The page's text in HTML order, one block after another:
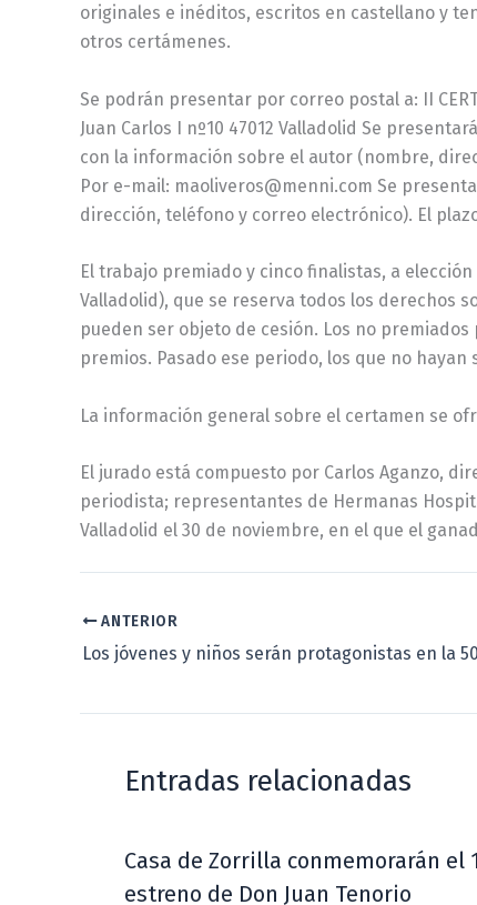
originales e inéditos, escritos en castellano y
otros certámenes.
Se podrán presentar por correo postal a: II
Juan Carlos I nº10 47012 Valladolid Se
con la información sobre el autor (nombre,
Por e-mail: maoliveros@menni.com Se
dirección, teléfono y correo electrónico). El
El trabajo premiado y cinco finalistas, a
Valladolid), que se reserva todos los derechos
pueden ser objeto de cesión. Los no
premios. Pasado ese periodo, los que no
La información general sobre el certamen se
El jurado está compuesto por Carlos Aganzo,
periodista; representantes de Hermanas
Valladolid el 30 de noviembre, en el que el
ANTERIOR
Entradas relacionadas
Casa de Zorrilla conmemorarán el
estreno de Don Juan Tenorio